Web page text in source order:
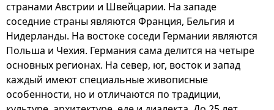
странами Австрии и Швейцарии. На западе
соседние страны являются Франция, Бельгия и
Нидерланды. На востоке соседи Германии являются
Польша и Чехия. Германия сама делится на четыре
основных регионах. На север, юг, восток и запад
каждый имеют специальные живописные
особенности, но и отличаются по традиции,